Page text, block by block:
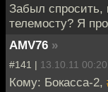
Забыл спросить,
телемосту? Я
AMV76 »
#141 | 13.10.11 00:20
Кому: Бокасса-2,